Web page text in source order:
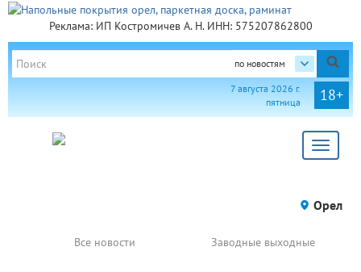
Реклама: ИП Костромичев А. Н. ИНН: 575207862800
по новостям
18+
7 августа 2026 г.
пятница
Toggle
Орел
Все новости Заводные выходные